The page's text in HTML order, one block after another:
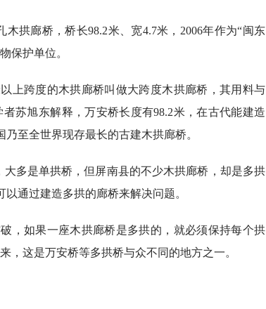
拱廊桥，桥长98.2米、宽4.7米，2006年作为“闽东
保护单位。
上跨度的木拱廊桥叫做大跨度木拱廊桥，其用料与
苏旭东解释，万安桥长度有98.2米，在古代能建造
至全世界现存最长的古建木拱廊桥。
多是单拱桥，但屏南县的不少木拱廊桥，却是多拱
通过建造多拱的廊桥来解决问题。
，如果一座木拱廊桥是多拱的，就必须保持每个拱
，这是万安桥等多拱桥与众不同的地方之一。